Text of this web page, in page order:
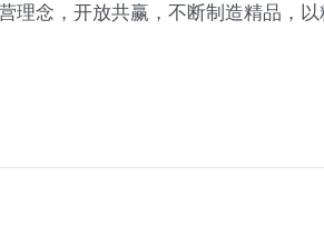
念，开放共赢，不断制造精品，